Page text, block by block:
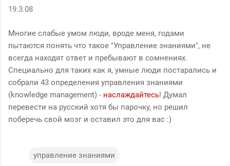
19.3.08
Многие слабые умом люди, вроде меня, годами
пытаются понять что такое "Управление знаниями", не
всегда находят ответ и пребывают в сомнениях.
Специально для таких как я, умные люди постарались и
собрали 43 определения управления знаниями
(knowledge management) - наслаждайтесь! Думал
перевести на русский хотя бы парочку, но решил
поберечь свой мозг и оставил это для вас :)
управление знаниями